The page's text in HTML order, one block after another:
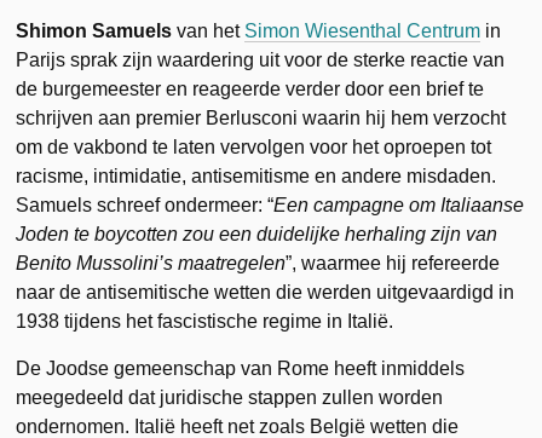
Shimon Samuels van het Simon Wiesenthal Centrum in
Parijs sprak zijn waardering uit voor de sterke reactie van
de burgemeester en reageerde verder door een brief te
schrijven aan premier Berlusconi waarin hij hem verzocht
om de vakbond te laten vervolgen voor het oproepen tot
racisme, intimidatie, antisemitisme en andere misdaden.
Samuels schreef ondermeer: “Een campagne om Italiaanse
Joden te boycotten zou een duidelijke herhaling zijn van
Benito Mussolini’s maatregelen”, waarmee hij refereerde
naar de antisemitische wetten die werden uitgevaardigd in
1938 tijdens het fascistische regime in Italië.
De Joodse gemeenschap van Rome heeft inmiddels
meegedeeld dat juridische stappen zullen worden
ondernomen. Italië heeft net zoals België wetten die